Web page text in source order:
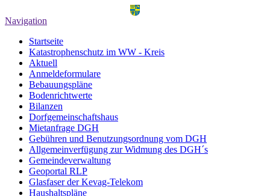
Navigation
Startseite
Katastrophenschutz im WW - Kreis
Aktuell
Anmeldeformulare
Bebauungspläne
Bodenrichtwerte
Bilanzen
Dorfgemeinschaftshaus
Mietanfrage DGH
Gebühren und Benutzungsordnung vom DGH
Allgemeinverfügung zur Widmung des DGH´s
Gemeindeverwaltung
Geoportal RLP
Glasfaser der Kevag-Telekom
Haushaltspläne